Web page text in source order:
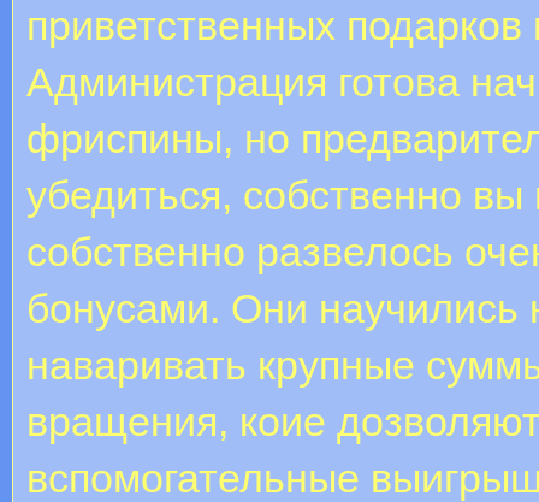
приветственных
Администрация готова
фриспины, но
убедиться, собственно
собственно развелось
бонусами. Они научились
наваривать крупные
вращения, коие
вспомогательные